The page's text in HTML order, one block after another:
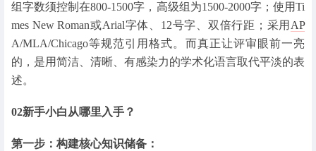
组字数须控制在800-1500字，高级组为1500-2000字；使用Ti
mes New Roman或Arial字体、12号字、双倍行距；采用 AP
A/MLA/Chicago等规范引用格式。而真正让评审眼前一亮
的，是用简洁、清晰、有感染力的学术化语言取代平淡的表
述。
02新手小白从哪里入手？
第一步：构建核心知识储备：